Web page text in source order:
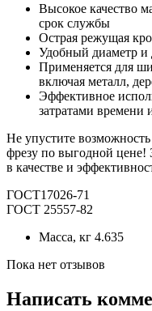
Высокое качество
срок службы
Острая режущая
Удобный диаметр и
Применяется для
включая металл,
Эффективное
затратами времени
Не упустите
фрезу по выгодной цене!
в качестве и
ГОСТ17026-71
ГОСТ 25557-82
Масса, кг 4.635
Пока нет отзывов
Написать